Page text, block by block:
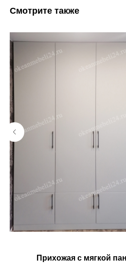
Смотрите также
Прихожая с мягкой